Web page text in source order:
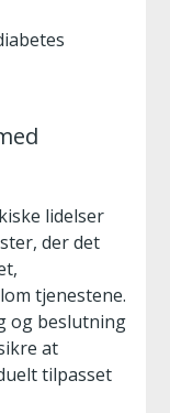
lidelser
der det
tjenestene.
og beslutning
at
tilpasset